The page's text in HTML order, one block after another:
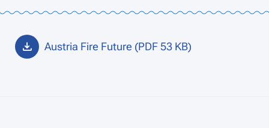
Austria Fire Future (PDF 53 KB)